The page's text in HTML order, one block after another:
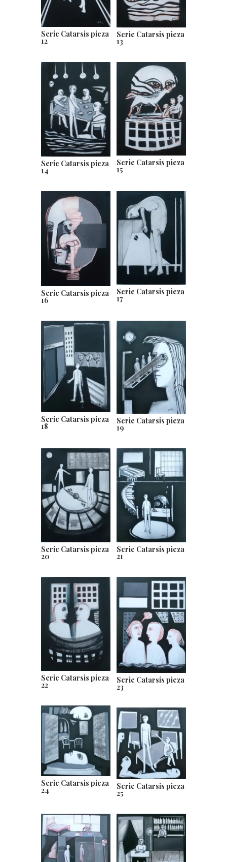
Serie Catarsis pieza
12
Serie Catarsis pieza
13
Serie Catarsis pieza
14
Serie Catarsis pieza
15
Serie Catarsis pieza
16
Serie Catarsis pieza
17
Serie Catarsis pieza
18
Serie Catarsis pieza
19
Serie Catarsis pieza
20
Serie Catarsis pieza
21
Serie Catarsis pieza
22
Serie Catarsis pieza
23
Serie Catarsis pieza
24 Serie Catarsis pieza
25